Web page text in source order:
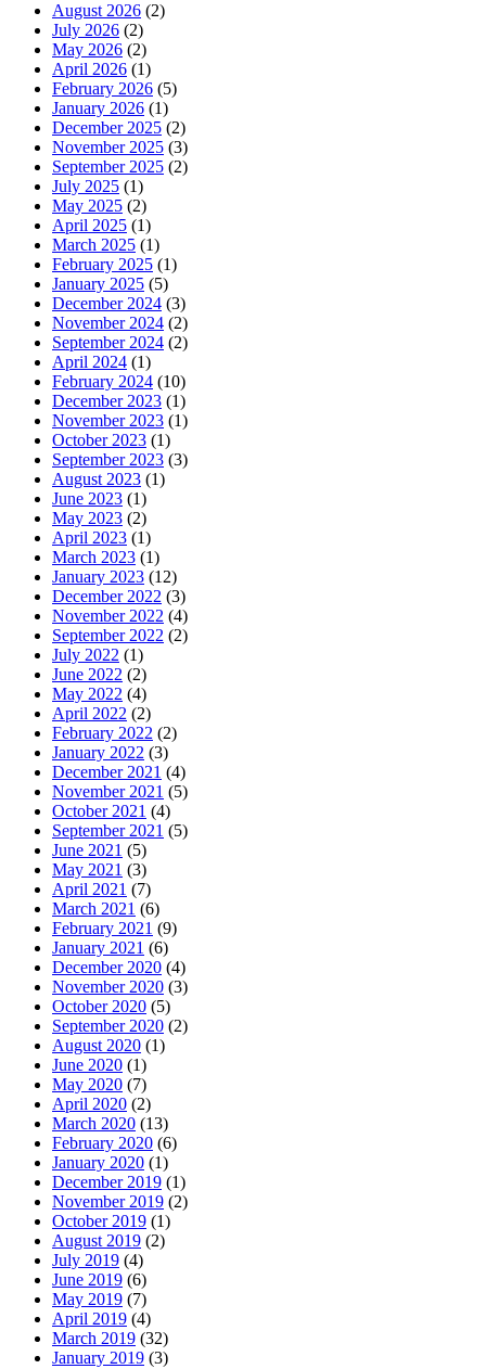
August 2026 (2)
July 2026 (2)
May 2026 (2)
April 2026 (1)
February 2026 (5)
January 2026 (1)
December 2025 (2)
November 2025 (3)
September 2025 (2)
July 2025 (1)
May 2025 (2)
April 2025 (1)
March 2025 (1)
February 2025 (1)
January 2025 (5)
December 2024 (3)
November 2024 (2)
September 2024 (2)
April 2024 (1)
February 2024 (10)
December 2023 (1)
November 2023 (1)
October 2023 (1)
September 2023 (3)
August 2023 (1)
June 2023 (1)
May 2023 (2)
April 2023 (1)
March 2023 (1)
January 2023 (12)
December 2022 (3)
November 2022 (4)
September 2022 (2)
July 2022 (1)
June 2022 (2)
May 2022 (4)
April 2022 (2)
February 2022 (2)
January 2022 (3)
December 2021 (4)
November 2021 (5)
October 2021 (4)
September 2021 (5)
June 2021 (5)
May 2021 (3)
April 2021 (7)
March 2021 (6)
February 2021 (9)
January 2021 (6)
December 2020 (4)
November 2020 (3)
October 2020 (5)
September 2020 (2)
August 2020 (1)
June 2020 (1)
May 2020 (7)
April 2020 (2)
March 2020 (13)
February 2020 (6)
January 2020 (1)
December 2019 (1)
November 2019 (2)
October 2019 (1)
August 2019 (2)
July 2019 (4)
June 2019 (6)
May 2019 (7)
April 2019 (4)
March 2019 (32)
January 2019 (3)